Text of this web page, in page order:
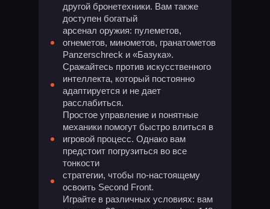
другой бронетехники. Вам также
доступен богатый
арсенал оружия: пулеметов,
огнеметов, минометов, гранатометов
Panzerschreck и «Базука».
Сражайтесь против искусственного
интеллекта, который постоянно
адаптируется и не дает
расслабиться.
Простое управление и понятные
механики помогут быстро влиться в
игровой процесс. Однако вам
предстоит погрузиться во все
тонкости
стратегии, чтобы по-настоящему
освоить Second Front.
Играйте в различных условиях: вам